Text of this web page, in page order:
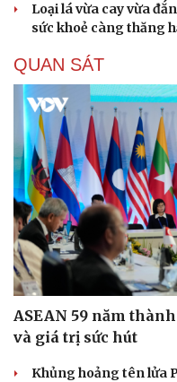
Du lịch
Săn Tour
Loại lá vừa cay vừa
sức khoẻ càng thăng
QUAN SÁT
ASEAN 59 năm
và giá trị sức hút
Khủng hoảng tên lửa